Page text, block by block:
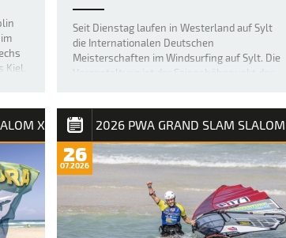
Kiel.
Seit Dienstag laufen in Westerland auf Sylt
die Internationalen Deutschen
Meisterschaften im Windsurfing auf Sylt. Die
Veranstaltung ist der Saisonhöhepunkt der
offiziellen Wettfahrten durchgeführt w…
X 2026 PWA GRAND SLAM
26
07.2026